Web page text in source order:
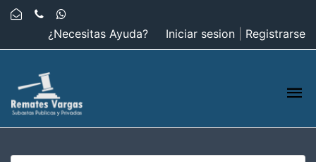
¿Necesitas Ayuda? Iniciar sesion Registrarse